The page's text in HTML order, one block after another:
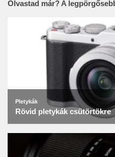
Olvastad már? A